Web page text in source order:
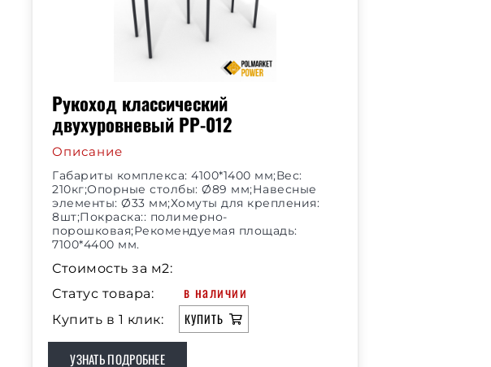
Рукоход классический
двухуровневый РР-012
Описание
Габариты комплекса: 4100*1400 мм;Вес:
210кг;Опорные столбы: Ø89 мм;Навесные
элементы: Ø33 мм;Хомуты для крепления:
8шт;Покраска:: полимерно-
порошковая;Рекомендуемая площадь:
7100*4400 мм.
Стоимость за м2:
Статус товара:
в наличии
Купить в 1 клик: КУПИТЬ
УЗНАТЬ ПОДРОБНЕЕ